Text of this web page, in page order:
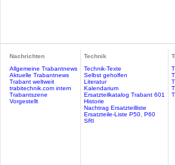
Nachrichten
Allgemeine Trabantnews
Aktuelle Trabantnews
Trabant weltweit
trabitechnik.com intern
Trabantszene
Vorgestellt
Technik
Technik-Texte
Selbst geholfen
Literatur
Kalendarium
Ersatzteilkatalog Trabant 601
Historie
Nachtrag Ersatzteilliste
Ersatzteile-Liste P50, P60
SRI